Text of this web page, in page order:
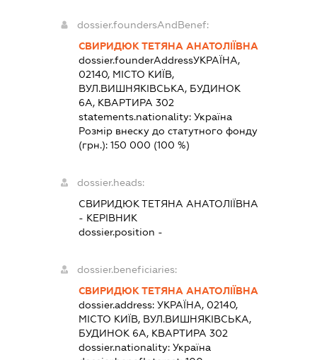
dossier.foundersAndBenef:
СВИРИДЮК ТЕТЯНА АНАТОЛІЇВНА
dossier.founderAddressУКРАЇНА,
02140, МІСТО КИЇВ,
ВУЛ.ВИШНЯКІВСЬКА, БУДИНОК
6А, КВАРТИРА 302
statements.nationality: Україна
Розмір внеску до статутного фонду
(грн.): 150 000 (100 %)
dossier.heads:
СВИРИДЮК ТЕТЯНА АНАТОЛІЇВНА
- КЕРІВНИК
dossier.position -
dossier.beneficiaries:
СВИРИДЮК ТЕТЯНА АНАТОЛІЇВНА
dossier.address: УКРАЇНА, 02140,
МІСТО КИЇВ, ВУЛ.ВИШНЯКІВСЬКА,
БУДИНОК 6А, КВАРТИРА 302
dossier.nationality: Україна